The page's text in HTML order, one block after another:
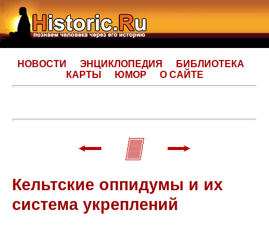
НОВОСТИ ЭНЦИКЛОПЕДИЯ
БИБЛИОТЕКА
КАРТЫ
ЮМОР О САЙТЕ
Кельтские оппидумы и их
система укреплений